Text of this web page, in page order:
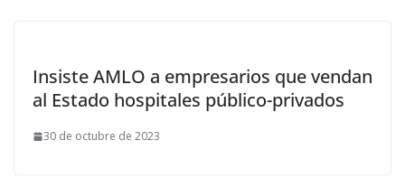
Insiste AMLO a empresarios que vendan
al Estado hospitales público-privados
30 de octubre de 2023